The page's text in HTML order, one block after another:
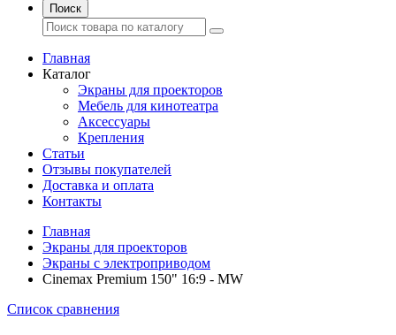
Поиск
Главная
Каталог
Экраны для проекторов
Mебель для кинотеатра
Аксессуары
Крепления
Статьи
Отзывы покупателей
Доставка и оплата
Контакты
Главная
Экраны для проекторов
Экраны с электроприводом
Cinemax Premium 150" 16:9 - MW
Список сравнения